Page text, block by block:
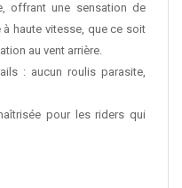
offrant une sensation de
haute vitesse, que ce soit
au vent arrière.
: aucun roulis parasite,
pour les riders qui